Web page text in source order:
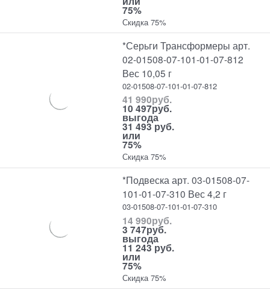
75%
Скидка 75%
*Серьги Трансформеры арт.
02-01508-07-101-01-07-812
Вес 10,05 г
02-01508-07-101-01-07-812
41 990руб.
10 497руб.
выгода
31 493 руб.
или
75%
Скидка 75%
*Подвеска арт. 03-01508-07-
101-01-07-310 Вес 4,2 г
03-01508-07-101-01-07-310
14 990руб.
3 747руб.
выгода
11 243 руб.
или
75%
Скидка 75%